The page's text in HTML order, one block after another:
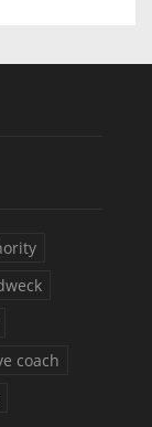
coach